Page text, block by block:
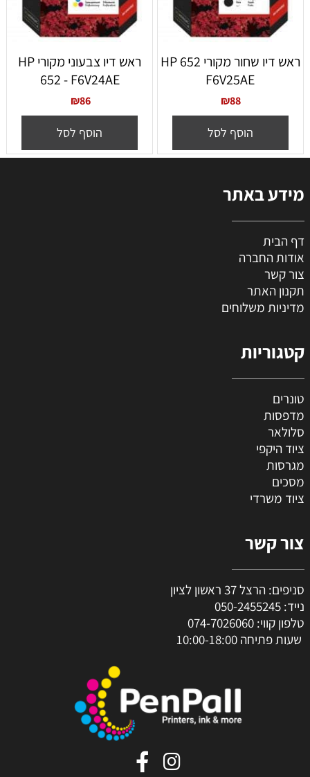
ראש דיו שחור מקורי 652 HP
F6V25AE
₪88
הוסף לסל
ראש דיו צבעוני מקורי HP
652 - F6V24AE
₪86
הוסף לסל
מידע באתר
דף הבית
אודות החברה
צור קשר
תקנון האתר
מדיניות משלוחים
קטגוריות
טונרים
מדפסות
סלולאר
ציוד היקפי
מגרסות
מסכים
ציוד משרדי
צור קשר
סניפים: הרצל 37 ראשון לציון
נייד: 050-2455245
טלפון קווי: 074-7026060
שעות פתיחה 10:00-18:00